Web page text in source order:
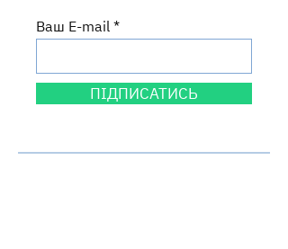
Ваш E-mail
ПІДПИСАТИСЬ